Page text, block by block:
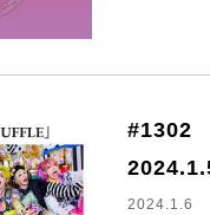
#1302
2024.1.6